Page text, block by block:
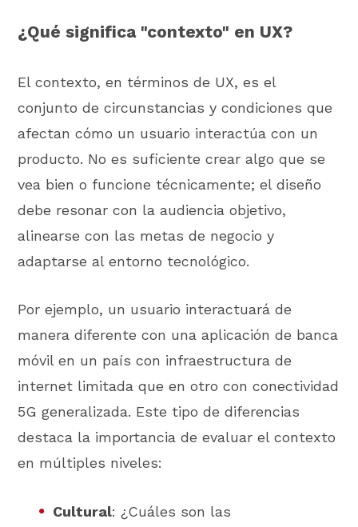
¿Qué significa "contexto" en UX?
El contexto, en términos de UX, es el
conjunto de circunstancias y condiciones que
afectan cómo un usuario interactúa con un
producto. No es suficiente crear algo que se
vea bien o funcione técnicamente; el diseño
debe resonar con la audiencia objetivo,
alinearse con las metas de negocio y
adaptarse al entorno tecnológico.
Por ejemplo, un usuario interactuará de
manera diferente con una aplicación de banca
móvil en un país con infraestructura de
internet limitada que en otro con conectividad
5G generalizada. Este tipo de diferencias
destaca la importancia de evaluar el contexto
en múltiples niveles:
Cultural: ¿Cuáles son las